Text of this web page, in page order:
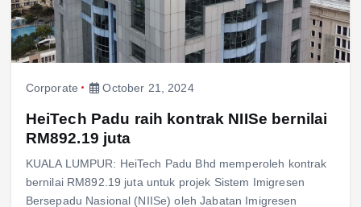
Corporate October 21, 2024
HeiTech Padu raih kontrak NIISe bernilai
RM892.19 juta
KUALA LUMPUR: HeiTech Padu Bhd memperoleh kontrak
bernilai RM892.19 juta untuk projek Sistem Imigresen
Bersepadu Nasional (NIISe) oleh Jabatan Imigresen